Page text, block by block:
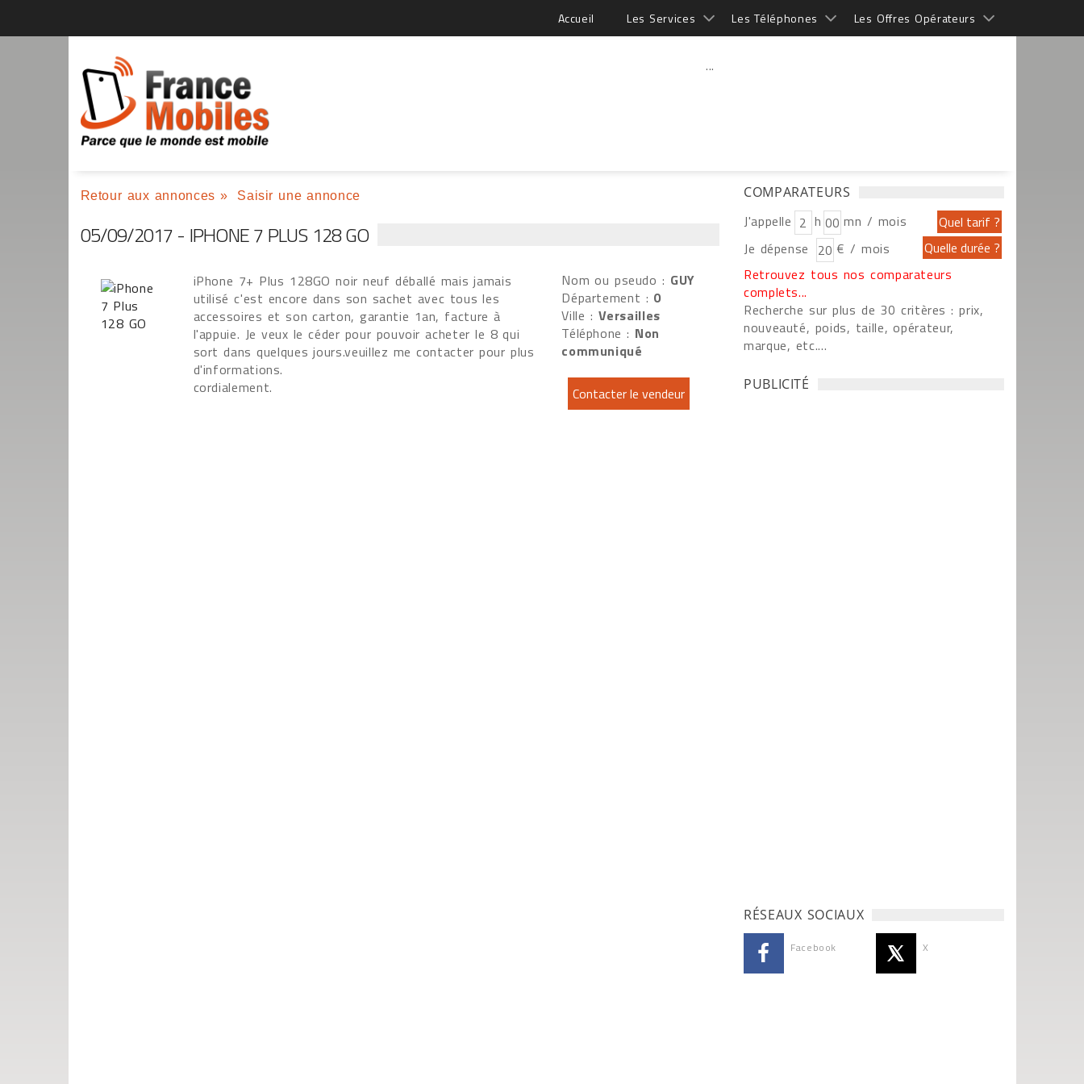
Accueil Les Services Les Téléphones Les Offres Opérateurs
...
Retour aux annonces » Saisir une annonce
05/09/2017 - IPHONE 7 PLUS 128 GO
iPhone 7+ Plus 128GO noir neuf déballé mais jamais
utilisé c'est encore dans son sachet avec tous les
accessoires et son carton, garantie 1an, facture à
l'appuie. Je veux le céder pour pouvoir acheter le 8 qui
sort dans quelques jours.veuillez me contacter pour plus
d'informations.
cordialement.
Nom ou pseudo : GUY
Département : 0
Ville : Versailles
Téléphone : Non
communiqué
COMPARATEURS
J'appelle h
mn / mois
Je dépense
€ / mois
Retrouvez tous nos comparateurs
complets...
Recherche sur plus de 30 critères : prix,
nouveauté, poids, taille, opérateur,
marque, etc....
PUBLICITÉ
RÉSEAUX SOCIAUX
Facebook X